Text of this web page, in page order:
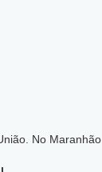
No Maranhão